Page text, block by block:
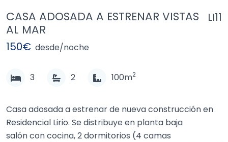
CASA ADOSADA A ESTRENAR VISTAS
AL MAR
LI11
3 2 100m2
Casa adosada a estrenar de nueva construcción en
Residencial Lirio. Se distribuye en planta baja
salón con cocina, 2 dormitorios (4 camas
150€ desde/noche